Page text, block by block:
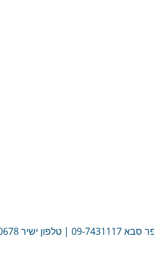
09-7431117 | טלפון ישיר